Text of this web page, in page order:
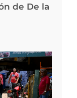
de De la